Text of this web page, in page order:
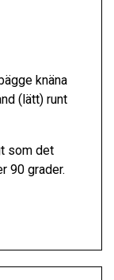
knäna
(lätt) runt
som det
90 grader.